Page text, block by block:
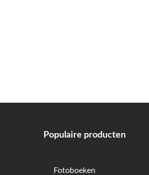
Populaire producten
Fotoboeken